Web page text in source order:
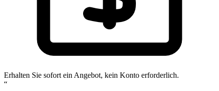
Erhalten Sie sofort ein Angebot, kein Konto erforderlich.
“